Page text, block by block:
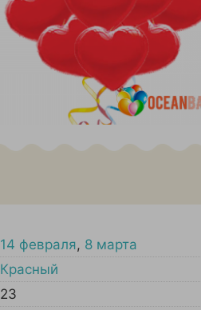
14 февраля, 8 марта
Красный
23